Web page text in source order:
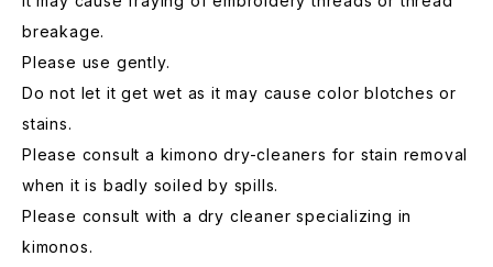
breakage.
Please use gently.
Do not let it get wet as it may cause color blotches or
stains.
Please consult a kimono dry-cleaners for stain removal
when it is badly soiled by spills.
Please consult with a dry cleaner specializing in
kimonos.